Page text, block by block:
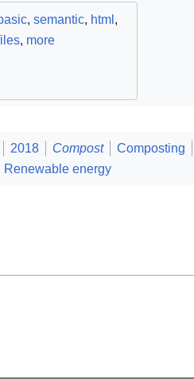
,semantic, html ,
, more
2018 Compost
Composting
Renewable energy